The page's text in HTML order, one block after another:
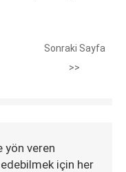
Sonraki Sayfa
>>
yön veren
için her